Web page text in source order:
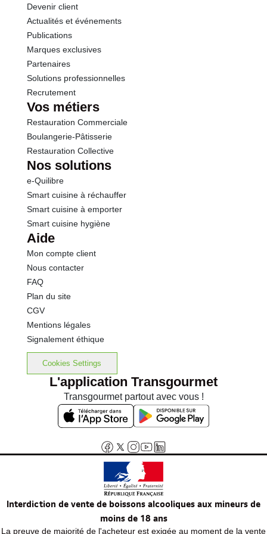
Devenir client
Actualités et événements
Publications
Marques exclusives
Partenaires
Solutions professionnelles
Recrutement
Vos métiers
Restauration Commerciale
Boulangerie-Pâtisserie
Restauration Collective
Nos solutions
e-Quilibre
Smart cuisine à réchauffer
Smart cuisine à emporter
Smart cuisine hygiène
Aide
Mon compte client
Nous contacter
FAQ
Plan du site
CGV
Mentions légales
Signalement éthique
Cookies Settings
L'application Transgourmet
Transgourmet partout avec vous !
Interdiction de vente de boissons alcooliques aux mineurs de
moins de 18 ans
La preuve de majorité de l'acheteur est exigée au moment de la vente